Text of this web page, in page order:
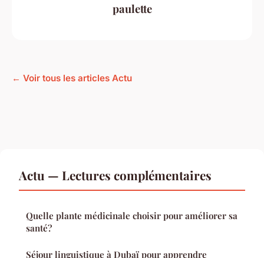
paulette
← Voir tous les articles Actu
Actu — Lectures complémentaires
Quelle plante médicinale choisir pour améliorer sa
santé?
Séjour linguistique à Dubaï pour apprendre